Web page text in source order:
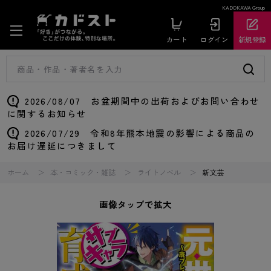
KADOKAWA Group
カート ログイン 新規登録
2026/08/07 お盆期間中の出荷およびお問い合わせ
に関するお知らせ
2026/07/29 令和8年熊本地震の影響による商品の
お届け遅延につきまして
ホーム 本・コミック・雑誌 ライトノベル 新文芸
画像タップで拡大